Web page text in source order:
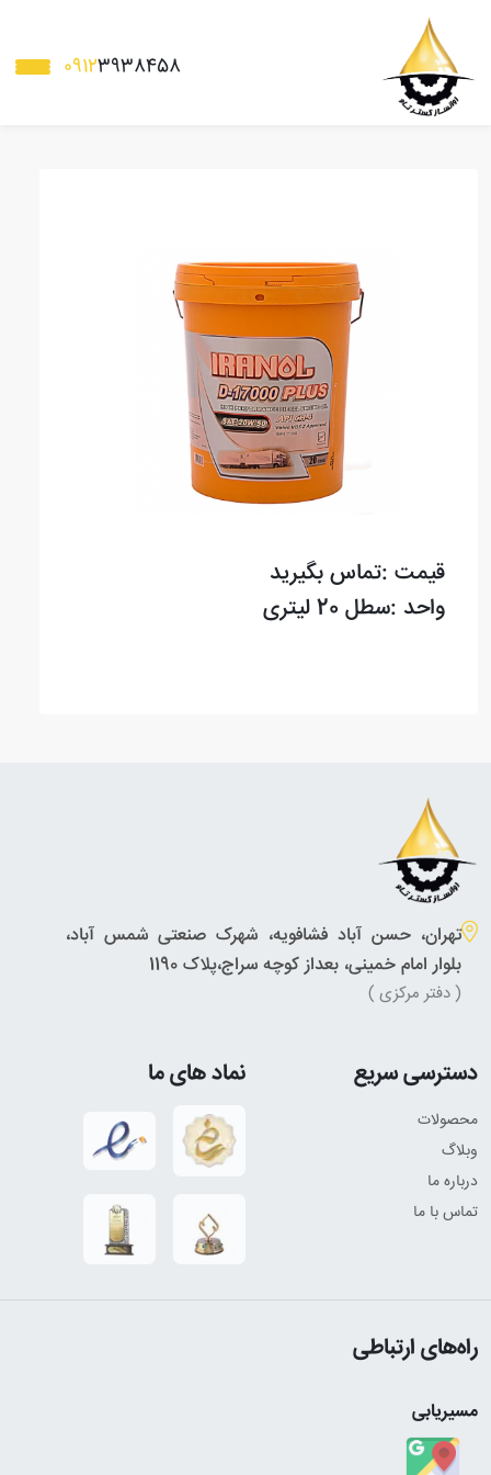
09123938458
قیمت :تماس بگیرید
واحد :سطل 20 لیتری
تهران، حسن آباد فشافویه، شهرک صنعتی شمس آباد،
بلوار امام خمینی، بعداز کوچه سراج،پلاک 1190
( دفتر مرکزی )
دسترسی سریع
محصولات
وبلاگ
درباره ما
تماس با ما
نماد های ما
راه‌های ارتباطی
مسیریابی